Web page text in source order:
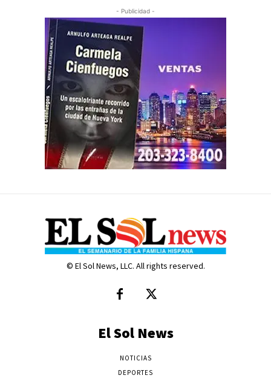
- Publicidad -
© El Sol News, LLC. All rights reserved.
El Sol News
NOTICIAS
DEPORTES